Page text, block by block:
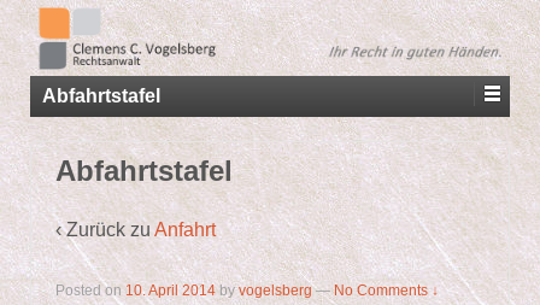
Abfahrtstafel
Abfahrtstafel
‹ Zurück zu Anfahrt
Posted on 10. April 2014byvogelsberg — No Comments ↓